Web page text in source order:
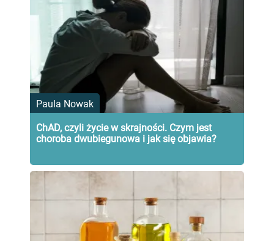
Paula Nowak
ChAD, czyli życie w skrajności. Czym jest
choroba dwubiegunowa i jak się objawia?